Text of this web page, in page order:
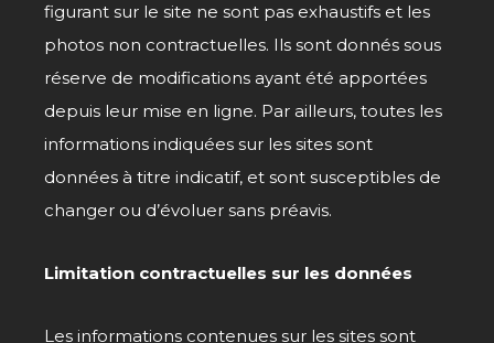
figurant sur le site ne sont pas exhaustifs et les
photos non contractuelles. Ils sont donnés sous
réserve de modifications ayant été apportées
depuis leur mise en ligne. Par ailleurs, toutes les
informations indiquées sur les sites sont
données à titre indicatif, et sont susceptibles de
changer ou d’évoluer sans préavis.
Limitation contractuelles sur les données
Les informations contenues sur les sites sont